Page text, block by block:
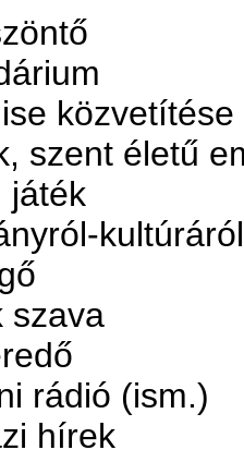
közvetítése
szent életű
játék
kultúráról
szava
rádió (ism.)
hírek